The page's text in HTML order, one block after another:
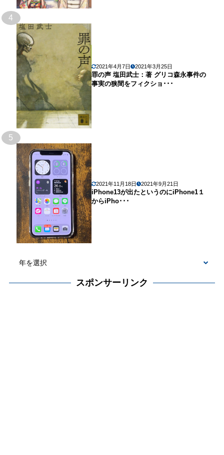
4
2021年4月7日 2021年3月25日
罪の声 塩田武士：著 グリコ森永事件の
事実の狭間をフィクショ･･･
5
2021年11月18日 2021年9月21日
iPhone13が出たというのにiPhone1１
からiPho･･･
スポンサーリンク